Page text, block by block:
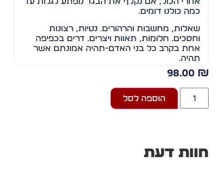
כמה כולנו דומים.
שאלות, מחשבות והרהורים… נטיות, רצונות
וחסכים… חלומות, תאוות ויצרים… דרים בכפיפה
אחת בקרב כל בני האדם-תהיה אמונתם אשר
תהיה.
זלמן נוח הוא בחור ישיבה חרדי השייך לחסידות
כחלק מתהליך טבעי ואנושי החלו לפעם גם בו
שאלות על אודות העולם, אלוהים, נפש האדם,
את המסע לחקר האמת הפרטית התחיל זלמן
ברחובותיה המיוחדים של עיר הבירה… לאן הגיע?
98.00
הוספה לסל
דעת